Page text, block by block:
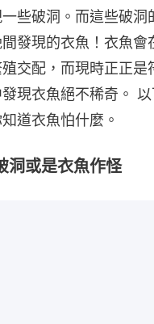
些破洞。而這些破洞
發現的衣魚！衣魚會
交配，而現時正正是
現衣魚絕不稀奇。
道衣魚怕什麼。
洞或是衣魚作怪